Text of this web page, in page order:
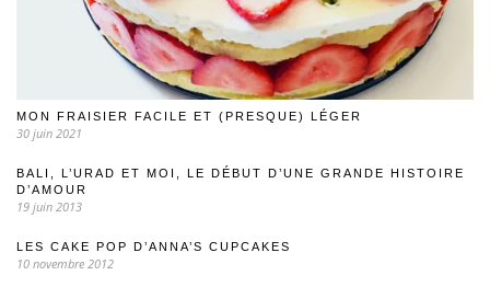
MON FRAISIER FACILE ET (PRESQUE) LÉGER
30 juin 2021
BALI, L’URAD ET MOI, LE DÉBUT D’UNE GRANDE HISTOIRE
D’AMOUR
19 juin 2013
LES CAKE POP D’ANNA’S CUPCAKES
10 novembre 2012